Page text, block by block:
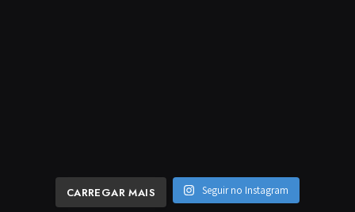
CARREGAR MAIS Seguir no Instagram